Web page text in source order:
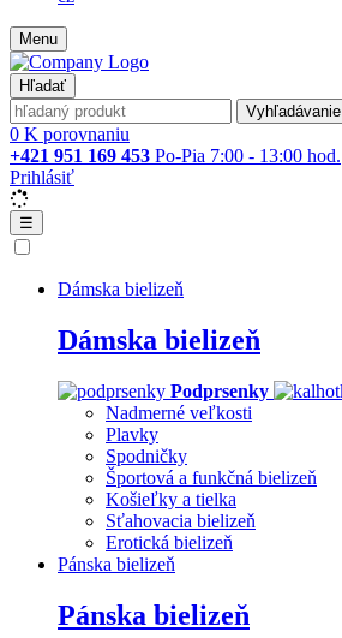
Menu
Hľadať
Vyhľadávanie
0 K porovnaniu
+421 951 169 453 Po-Pia 7:00 - 13:00 hod.
Prihlásiť
☰
Dámska bielizeň
Dámska bielizeň
Podprsenky
Nadmerné veľkosti
Plavky
Spodničky
Športová a funkčná bielizeň
Košieľky a tielka
Sťahovacia bielizeň
Erotická bielizeň
Pánska bielizeň
Pánska bielizeň